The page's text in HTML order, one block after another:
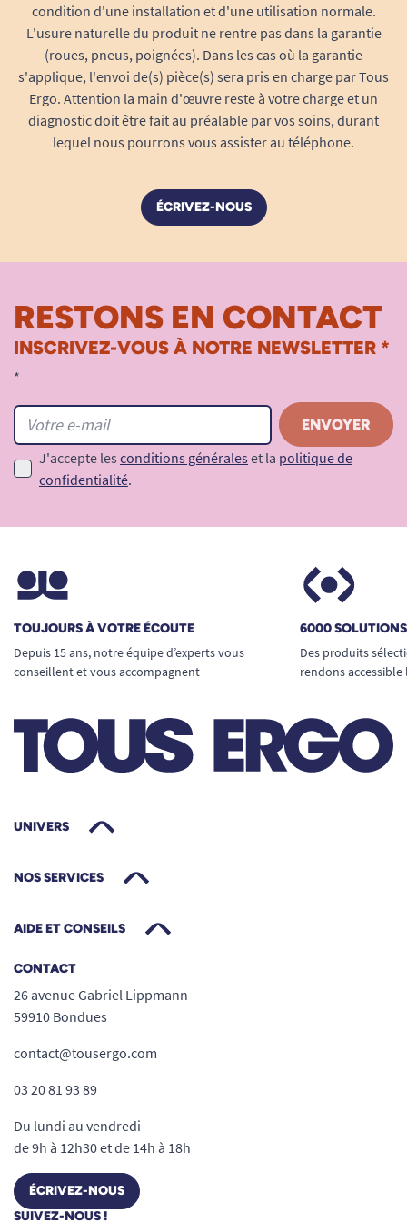
une gestion durable des forêts, ainsi que de
plastique recyclé sans aucun composant nocif
(sans phtalate, sans BPA, ni solvants). Chaque
brique est soigneusement colorée avec des
teintes pastel harmonieuses(jaune doux, rose
tendre, violet lumineux), pour stimuler la vue
Robustes mais légères, elles sont agréables au
respectent les normes de sécuritédes jouets
dès le plus jeune âge.
Écologique: fabrication raisonnée, matières
matériaux allergènes.
Entretien facile: lavage à l’eau savonneuse,
séchage rapide.
Un support pédagogique complet pour
apprentissages essentiels chez l’enfant mais
aussi chez l'adulte en situation de rééducation
ou d'entraînement cognitif. Grâce aux
briques
adaptées
(12 cm x 2,4 cm x 0,8 cm), chacun
développe :
manipulation, équilibre et agilité des doigts
(idéales contre la dyspraxie ou en
superposer, aligner pour construire ou
inspiration.
réalisation demande observation, réflexion
La créativité et l’imagination
l'infini, les 40 éléments colorés deviennent
une infinité de structures personnelles.
L’imagerie mentale et le raisonnement
partir d’un exemple ou inventer son propre
modèle stimule la mémoire visuelle et la
logique spatiale.
L’esprit d'équipe et la coopération
plusieurs, échanges d’idées, prise de
condition d'une installation et d'une utilisation normale.
L'usure naturelle du produit ne rentre pas dans la garantie
(roues, pneus, poignées). Dans les cas où la garantie
s'applique, l'envoi de(s) pièce(s) sera pris en charge par Tous
Ergo. Attention la main d'œuvre reste à votre charge et un
diagnostic doit être fait au préalable par vos soins, durant
lequel nous pourrons vous assister au téléphone.
ÉCRIVEZ-NOUS
RESTONS EN CONTACT
INSCRIVEZ-VOUS À NOTRE NEWSLETTER *
*
J'accepte les conditions générales et la politique de
confidentialité.
TOUJOURS À VOTRE ÉCOUTE
Depuis 15 ans, notre équipe d’experts vous
conseillent et vous accompagnent
6000
Des produits
rendons
UNIVERS
NOS SERVICES
AIDE ET CONSEILS
CONTACT
26 avenue Gabriel Lippmann
59910 Bondues
contact@tousergo.com
03 20 81 93 89
Du lundi au vendredi
de 9h à 12h30 et de 14h à 18h
ÉCRIVEZ-NOUS
SUIVEZ-NOUS !